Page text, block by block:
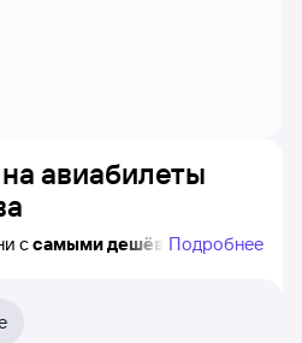
авиабилеты
ссамыми дешёвыми
Выберите день,
билетов на нужный рейс и
Подробнее